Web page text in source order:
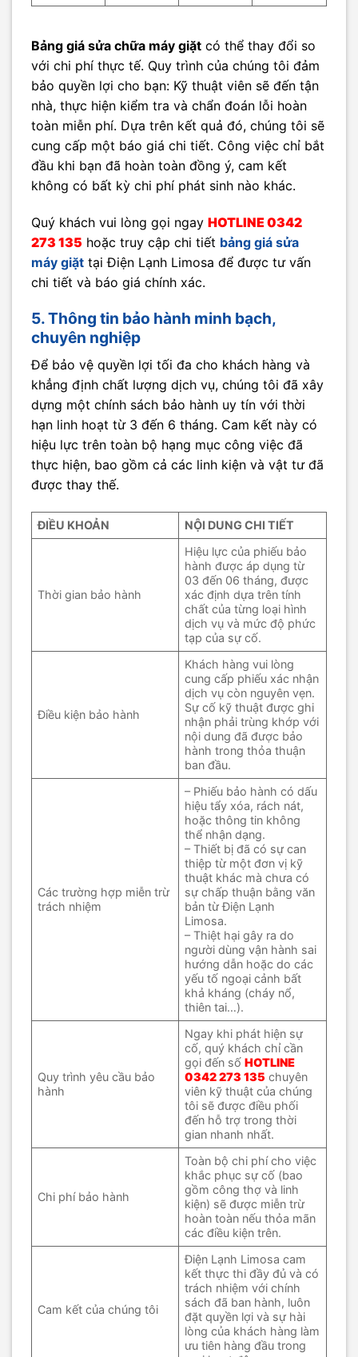
Bảng giá sửa chữa máy giặt có thể thay đổi so
với chi phí thực tế. Quy trình của chúng tôi đảm
bảo quyền lợi cho bạn: Kỹ thuật viên sẽ đến tận
nhà, thực hiện kiểm tra và chẩn đoán lỗi hoàn
toàn miễn phí. Dựa trên kết quả đó, chúng tôi sẽ
cung cấp một báo giá chi tiết. Công việc chỉ bắt
đầu khi bạn đã hoàn toàn đồng ý, cam kết
không có bất kỳ chi phí phát sinh nào khác.
Quý khách vui lòng gọi ngay HOTLINE 0342
273 135 hoặc truy cập chi tiết bảng giá sửa
máy giặt tại Điện Lạnh Limosa để được tư vấn
chi tiết và báo giá chính xác.
5. Thông tin bảo hành minh bạch,
chuyên nghiệp
Để bảo vệ quyền lợi tối đa cho khách hàng và
khẳng định chất lượng dịch vụ, chúng tôi đã xây
dựng một chính sách bảo hành uy tín với thời
hạn linh hoạt từ 3 đến 6 tháng. Cam kết này có
hiệu lực trên toàn bộ hạng mục công việc đã
thực hiện, bao gồm cả các linh kiện và vật tư đã
được thay thế.
ĐIỀU KHOẢN NỘI DUNG CHI TIẾT
Thời gian bảo hành
Hiệu lực của phiếu bảo
hành được áp dụng từ
03 đến 06 tháng, được
xác định dựa trên tính
chất của từng loại hình
dịch vụ và mức độ phức
tạp của sự cố.
Điều kiện bảo hành
Khách hàng vui lòng
cung cấp phiếu xác nhận
dịch vụ còn nguyên vẹn.
Sự cố kỹ thuật được ghi
nhận phải trùng khớp với
nội dung đã được bảo
hành trong thỏa thuận
ban đầu.
Các trường hợp miễn trừ
trách nhiệm
– Phiếu bảo hành có dấu
hiệu tẩy xóa, rách nát,
hoặc thông tin không
thể nhận dạng.
– Thiết bị đã có sự can
thiệp từ một đơn vị kỹ
thuật khác mà chưa có
sự chấp thuận bằng văn
bản từ Điện Lạnh
Limosa.
– Thiệt hại gây ra do
người dùng vận hành sai
hướng dẫn hoặc do các
yếu tố ngoại cảnh bất
khả kháng (cháy nổ,
thiên tai…).
Quy trình yêu cầu bảo
hành
Ngay khi phát hiện sự
cố, quý khách chỉ cần
gọi đến sốHOTLINE
0342 273 135 chuyên
viên kỹ thuật của chúng
tôi sẽ được điều phối
đến hỗ trợ trong thời
gian nhanh nhất.
Chi phí bảo hành
Toàn bộ chi phí cho việc
khắc phục sự cố (bao
gồm công thợ và linh
kiện) sẽ được miễn trừ
hoàn toàn nếu thỏa mãn
các điều kiện trên.
Cam kết của chúng tôi
Điện Lạnh Limosa cam
kết thực thi đầy đủ và có
trách nhiệm với chính
sách đã ban hành, luôn
đặt quyền lợi và sự hài
lòng của khách hàng làm
ưu tiên hàng đầu trong